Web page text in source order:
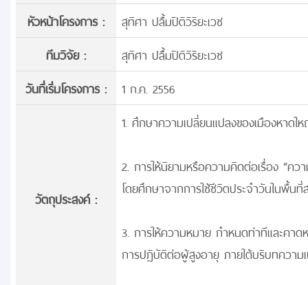
หัวหน้าโครงการ :
สุทิศา ปลื้มปิติวิริยะเวช
ทีมวิจัย :
สุทิศา ปลื้มปิติวิริยะเวช
วันที่เริ่มโครงการ :
1 ก.ค. 2556
วัตถุประสงค์ :
1. ศึกษาความเปลี่ยนแปลงของเมืองหา
2. การให้นิยามหรือความคิดต่อเรื่อง “ค
โดยศึกษาจากการใช้ชีวิตประจำวันในพื้น
3. การให้ความหมาย กำหนดท่าทีและคา
การปฏิบัติต่อผู้สูงอายุ ภายใต้บริบทควา